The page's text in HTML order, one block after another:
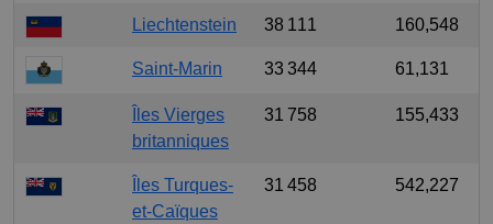
Liechtenstein 38 111 160,548
Saint-Marin 33 344 61,131
Îles Vierges
britanniques
31 758 155,433
Îles Turques-
et-Caïques
31 458 542,227